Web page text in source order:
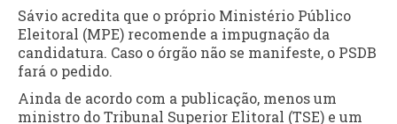
Sávio acredita que o próprio Ministério Público
Eleitoral (MPE) recomende a impugnação da
candidatura. Caso o órgão não se manifeste, o PSDB
fará o pedido.
Ainda de acordo com a publicação, menos um
ministro do Tribunal Superior Elitoral (TSE) e um